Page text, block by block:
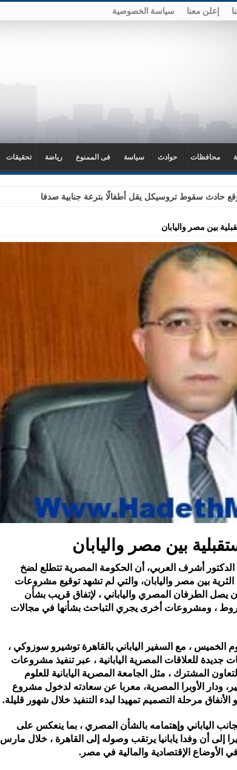
إعلن معنا سياسة الخصوصية
محافظات حوادث سياسة فى الممنوع رياضة تحقيقات
حادث سقوط تروسيكل يقل أطفالًا بترعة جنابية صدفا
بين مصر واليابان
بين مصر واليابان
الدكتور أشرف العربي، أن الحكومة المصرية تتطلع لضخ
بين مصر واليابان، والتي لم تشهد توقيع مشروعات
يصل الطرفان المصري والياباني ، لإتفاق قريب بشأن
، ومشروعات أخرى يجري التباحث بشأنها في مجالات
الخميس ، مع السفير الياباني بالقاهرة توشيرو سوزوكي ،
جديدة للعلاقات المصرية اليابانية ، عبر تنفيذ مشروعات
المشترك ، مثل الجامعة المصرية اليابانية للعلوم
ودار الأوبرا المصرية، معربا عن سعادته لدخول مشروع
الأنفاق مرحلة التصميم تمهيدا لبدء التنفيذ خلال شهور قليلة.
الياباني وإهتمامه بالشأن المصري ، بما ينعكس على
إلى أن وفدا يابانيا يرتقب وصوله إلى القاهرة ، خلال مارس
في الأوضاع الإقتصادية والمالية في مصر.